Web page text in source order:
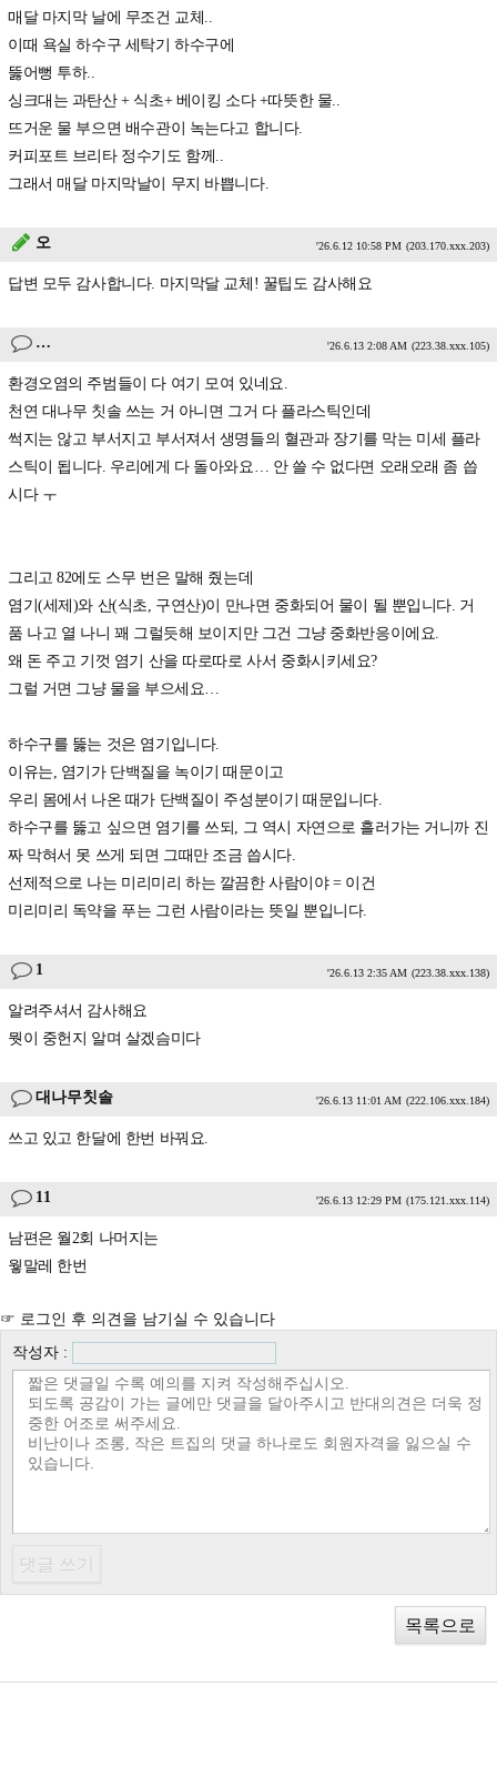
매달 마지막 날에 무조건 교체..
이때 욕실 하수구 세탁기 하수구에
뚫어뻥 투하..
싱크대는 과탄산 + 식초+ 베이킹 소다 +따뜻한 물..
뜨거운 물 부으면 배수관이 녹는다고 합니다.
커피포트 브리타 정수기도 함께..
그래서 매달 마지막날이 무지 바쁩니다.
오 '26.6.12 10:58 PM (203.170.xxx.203)
답변 모두 감사합니다. 마지막달 교체! 꿀팁도 감사해요
… '26.6.13 2:08 AM (223.38.xxx.105)
환경오염의 주범들이 다 여기 모여 있네요.
천연 대나무 칫솔 쓰는 거 아니면 그거 다 플라스틱인데
썩지는 않고 부서지고 부서져서 생명들의 혈관과 장기를 막는 미세 플라
스틱이 됩니다. 우리에게 다 돌아와요… 안 쓸 수 없다면 오래오래 좀 씁
시다 ㅜ
그리고 82에도 스무 번은 말해 줬는데
염기(세제)와 산(식초, 구연산)이 만나면 중화되어 물이 될 뿐입니다. 거
품 나고 열 나니 꽤 그럴듯해 보이지만 그건 그냥 중화반응이에요.
왜 돈 주고 기껏 염기 산을 따로따로 사서 중화시키세요?
그럴 거면 그냥 물을 부으세요…
하수구를 뚫는 것은 염기입니다.
이유는, 염기가 단백질을 녹이기 때문이고
우리 몸에서 나온 때가 단백질이 주성분이기 때문입니다.
하수구를 뚫고 싶으면 염기를 쓰되, 그 역시 자연으로 흘러가는 거니까 진
짜 막혀서 못 쓰게 되면 그때만 조금 씁시다.
선제적으로 나는 미리미리 하는 깔끔한 사람이야 = 이건
미리미리 독약을 푸는 그런 사람이라는 뜻일 뿐입니다.
1 '26.6.13 2:35 AM (223.38.xxx.138)
알려주셔서 감사해요
뭣이 중헌지 알며 살겠슴미다
대나무칫솔 '26.6.13 11:01 AM (222.106.xxx.184)
쓰고 있고 한달에 한번 바꿔요.
11 '26.6.13 12:29 PM (175.121.xxx.114)
남편은 월2회 나머지는
웧말레 한번
☞ 로그인 후 의견을 남기실 수 있습니다
작성자 :
목록으로